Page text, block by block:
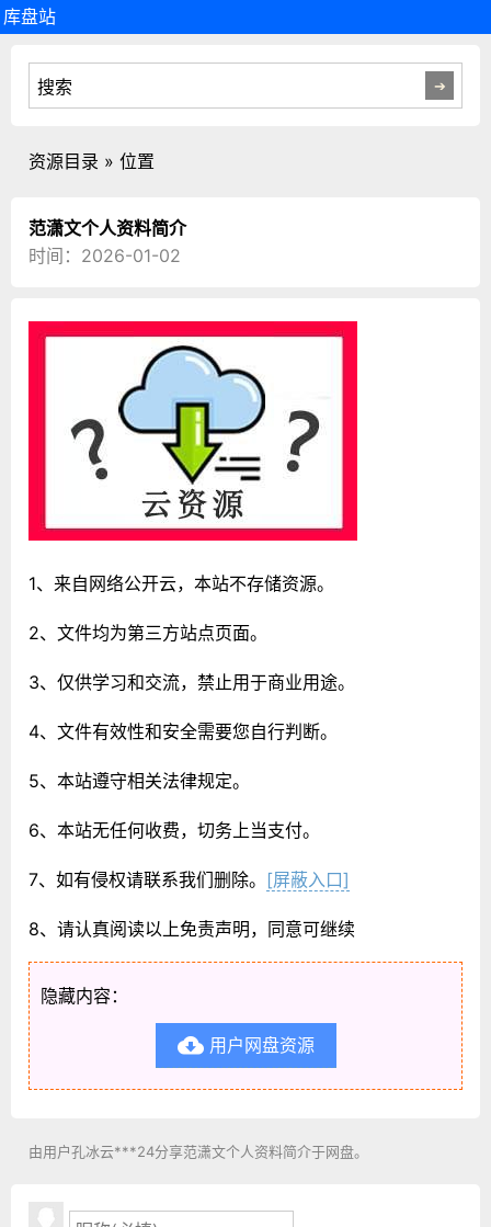
库盘站
资源目录 » 位置
范潇文个人资料简介
时间：2026-01-02
1、来自网络公开云，本站不存储资源。
2、文件均为第三方站点页面。
3、仅供学习和交流，禁止用于商业用途。
4、文件有效性和安全需要您自行判断。
5、本站遵守相关法律规定。
6、本站无任何收费，切务上当支付。
7、如有侵权请联系我们删除。 [屏蔽入口]
8、请认真阅读以上免责声明，同意可继续
隐藏内容：
用户网盘资源
由用户孔冰云***24分享范潇文个人资料简介于网盘。